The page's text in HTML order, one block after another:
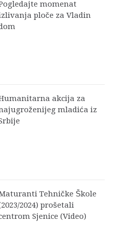
momenat
ploče za Vladin
akcija za
mladića iz
Tehničke Škole
2024) prošetali
Sjenice (Video)